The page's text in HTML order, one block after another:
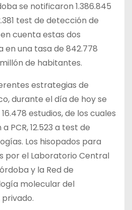
se notificaron 1.386.845
test de detección de
cuenta estas dos
en una tasa de 842.778
de habitantes.
estrategias de
durante el día de hoy se
estudios, de los cuales
PCR, 12.523 a test de
Los hisopados para
por el Laboratorio Central
y la Red de
molecular del